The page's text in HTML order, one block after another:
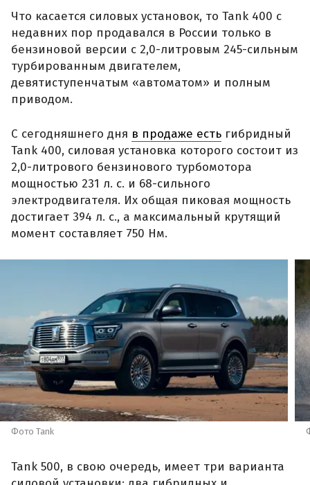
Что касается силовых установок, то Tank 400 с
недавних пор продавался в России только в
бензиновой версии с 2,0-литровым 245-сильным
турбированным двигателем,
девятиступенчатым «автоматом» и полным
приводом.
С сегодняшнего дня в продаже есть гибридный
Tank 400, силовая установка которого состоит из
2,0-литрового бензинового турбомотора
мощностью 231 л. с. и 68-сильного
электродвигателя. Их общая пиковая мощность
достигает 394 л. с., а максимальный крутящий
момент составляет 750 Нм.
Фото Tank
Tank 500, в свою очередь, имеет три варианта